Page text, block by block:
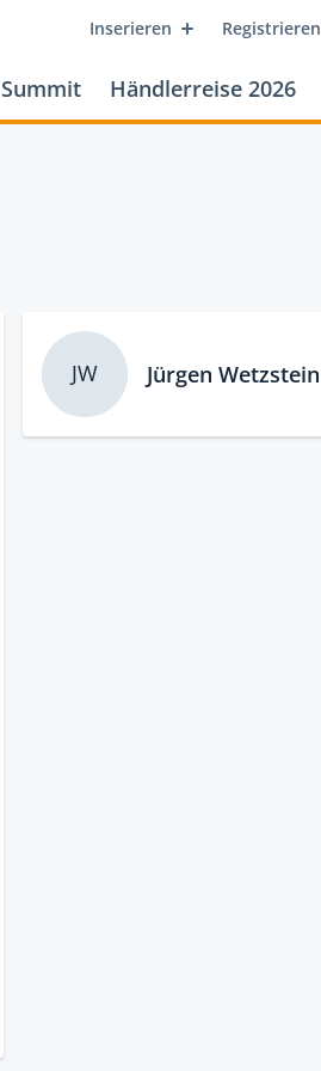
Inserieren Registrieren
Summit Händlerreise 2026
JW Jürgen Wetzstein